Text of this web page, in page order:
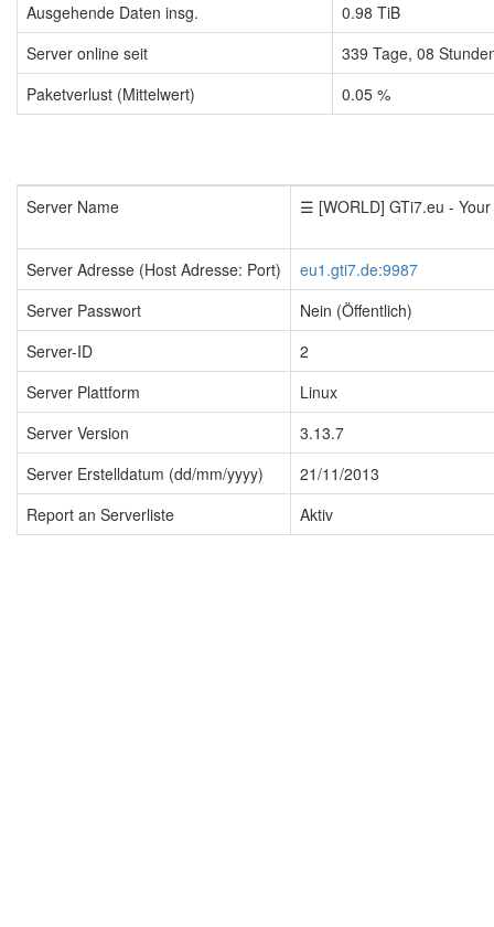
Ausgehende Daten insg.
0.98 TiB
Server online seit
339 Tage, 08
Paketverlust (Mittelwert)
0.05 %
Server Name ☰ [WORLD] GTi7.eu -
Server Adresse (Host Adresse: Port)
eu1.gti7.de:9987
Server Passwort
Nein (Öffentlich)
Server-ID
2
Server Plattform
Linux
Server Version
3.13.7
Server Erstelldatum (dd/mm/yyyy)
21/11/2013
Report an Serverliste
Aktiv